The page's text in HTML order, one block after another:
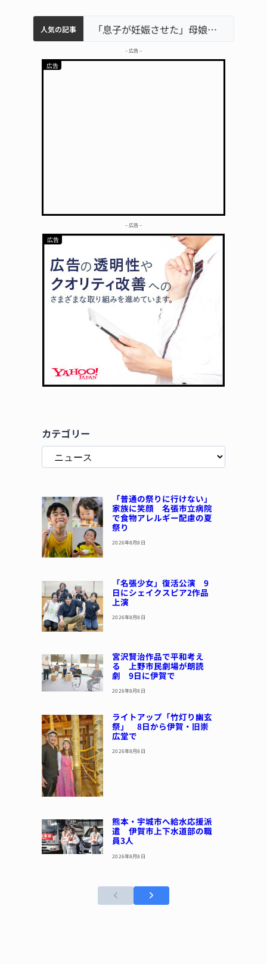
人気の記事
名張市水道料金47％値上げへ 答申案、審議会で大筋まとまる
中学校の陶壁モニュメント 地元建設会社がボランティアで清掃 伊賀名張市立病院のDMAT、熊本地震の被災地へ 能登以来3回目の派遣 「息子が妊娠させた」母娘だまされ400万円詐欺被害 名張
– 広告 –
– 広告 –
カテゴリー
「普通の祭りに行けない」
家族に笑顔 名張市立病院
で食物アレルギー配慮の夏
祭り
2026年8月8日
「名張少女」復活公演 9
日にシェイクスピア2作品
上演
2026年8月8日
宮沢賢治作品で平和考え
る 上野市民劇場が朗読
劇 9日に伊賀で
2026年8月8日
ライトアップ「竹灯り幽玄
祭」 8日から伊賀・旧崇
広堂で
2026年8月8日
熊本・宇城市へ給水応援派
遣 伊賀市上下水道部の職
員3人
2026年8月8日